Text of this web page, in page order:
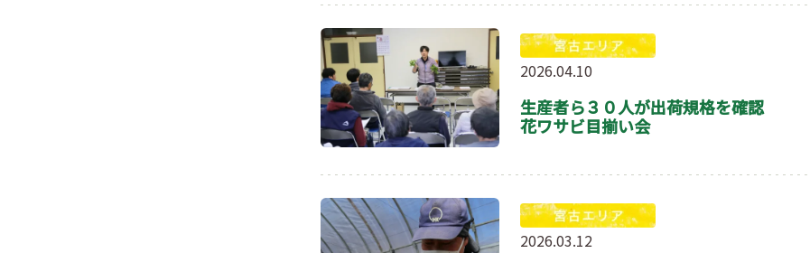
2026.04.10
生産者ら３０人が出荷規格を確認
花ワサビ目揃い会
2026.03.12